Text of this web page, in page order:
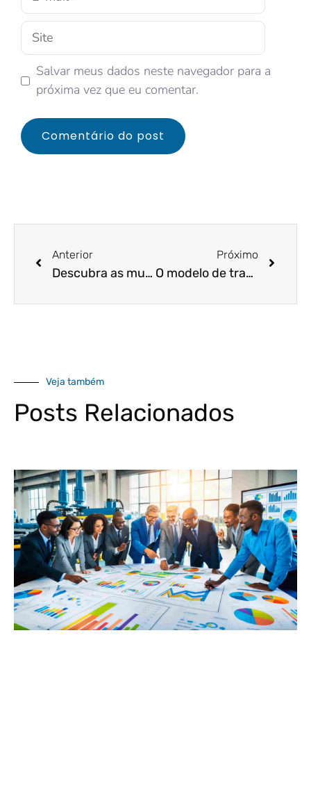
Salvar meus dados neste navegador para a
próxima vez que eu comentar.
Anterior
Descubra as mudanças de parâmetros no Planejamento Tributário em 2021!
Próximo
O modelo de trabalho que pode aumentar a produtividade dos seus funcionários!
Veja também
Posts Relacionados